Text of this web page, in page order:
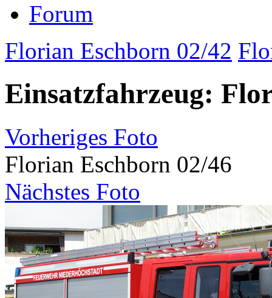
Forum
Florian Eschborn 02/42
Einsatzfahrzeug:
Vorheriges Foto
Florian Eschborn 02/46
Nächstes Foto